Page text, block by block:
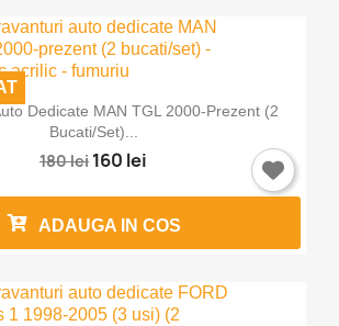
Dedicate MAN TGL 2000-Prezent (2
Bucati/set)...
180 lei 160 lei
ADAUGA IN COS
in contul de client pentru a salva
Favorite.